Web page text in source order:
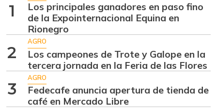
1
Los principales ganadores en paso fino
de la Expointernacional Equina en
Rionegro
2
AGRO
Los campeones de Trote y Galope en la
tercera jornada en la Feria de las Flores
3
AGRO
Fedecafe anuncia apertura de tienda de
café en Mercado Libre